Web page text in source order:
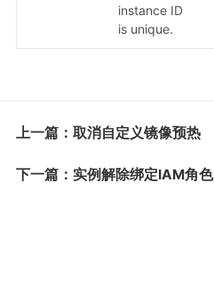
instance ID
is unique.
上一篇：取消自定义镜像预热
下一篇：实例解除绑定IAM角色